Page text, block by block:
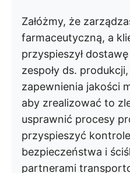
Załóżmy, że
farmaceutyczną, a
przyspieszył
zespoły ds.
zapewnienia jakości
aby zrealizować to
usprawnić procesy
przyspieszyć
bezpieczeństwa i
partnerami